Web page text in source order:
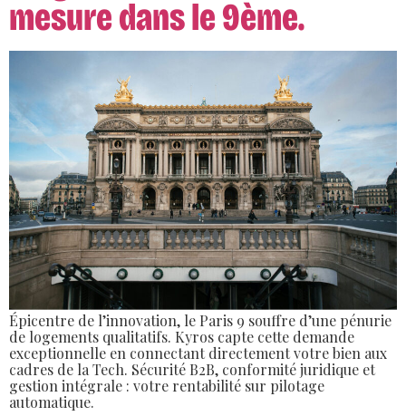
mesure dans le 9ème.
Épicentre de l’innovation, le Paris 9 souffre d’une pénurie
de logements qualitatifs. Kyros capte cette demande
exceptionnelle en connectant directement votre bien aux
cadres de la Tech. Sécurité B2B, conformité juridique et
gestion intégrale : votre rentabilité sur pilotage
automatique.